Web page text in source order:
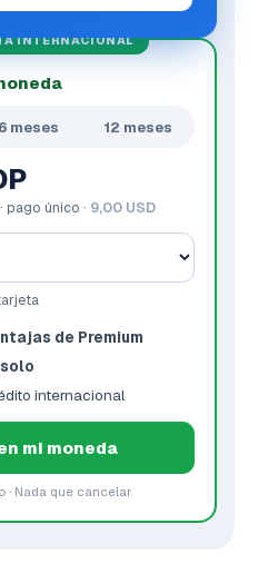
INTERNACIONAL
6 meses 12 meses
pago único · 9,00 USD
de Premium
internacional
mi moneda
· Nada que cancelar